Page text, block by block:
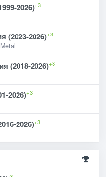
2026)+3
(2023-2026)+3
(2018-2026)+3
2026)+3
2026)+3